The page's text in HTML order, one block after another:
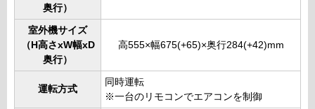
奥行）
室外機サイズ
（H高さxW幅xD
奥行）
高555×幅675(+65)×奥行284(+42)mm
運転方式
同時運転
※一台のリモコンでエアコンを制御